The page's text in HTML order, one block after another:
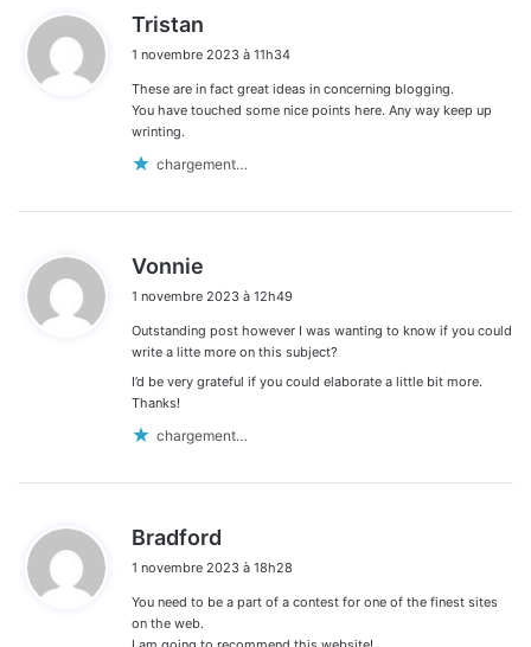
Tristan
t
:
1 novembre 2023 à 11h34
These are in fact great ideas in concerning blogging.
You have touched some nice points here. Any way keep up
wrinting.
chargement…
Vonnie
t
:
1 novembre 2023 à 12h49
Outstanding post however I was wanting to know if you could
write a litte more on this subject?
I’d be very grateful if you could elaborate a little bit more.
Thanks!
chargement…
Bradford
t
1 novembre 2023 à 18h28
You need to be a part of a contest for one of the finest sites
on the web.